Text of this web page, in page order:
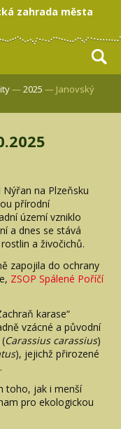
zahrada města
—2025 — Janovský
na Plzeňsku
přírodní
území vzniklo
a dnes se stává
a živočichů.
zapojila do ochrany
ZSOP Spálené Poříčí
karase“
vzácné a původní
Carassius carassius)
), jejichž přirozené
toho, jak i menší
pro ekologickou